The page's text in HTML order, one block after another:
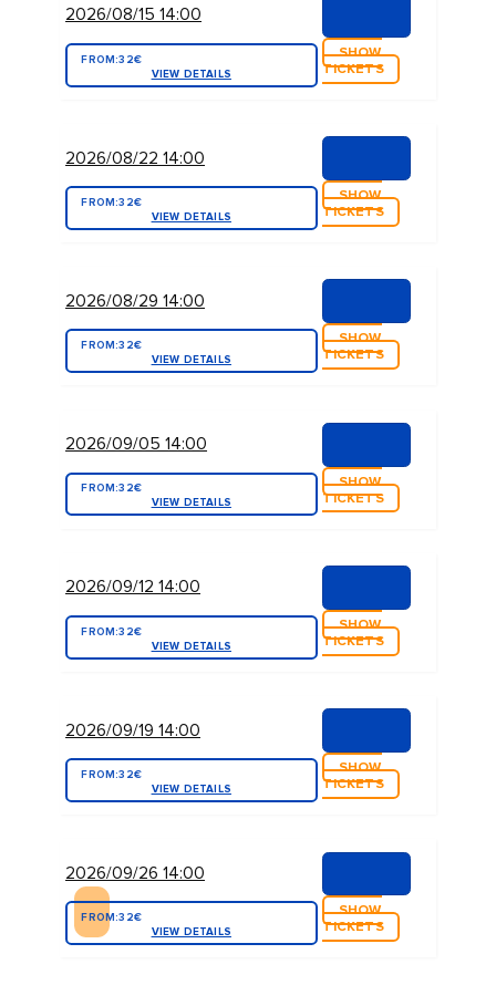
2026/08/15 14:00
FROM:32€
VIEW DETAILS
SHOW
TICKETS
2026/08/22 14:00
FROM:32€
VIEW DETAILS
SHOW
TICKETS
2026/08/29 14:00
FROM:32€
VIEW DETAILS
SHOW
TICKETS
2026/09/05 14:00
FROM:32€
VIEW DETAILS
SHOW
TICKETS
2026/09/12 14:00
FROM:32€
VIEW DETAILS
SHOW
TICKETS
2026/09/19 14:00
FROM:32€
VIEW DETAILS
SHOW
TICKETS
2026/09/26 14:00
FROM:32€
VIEW DETAILS
SHOW
TICKETS